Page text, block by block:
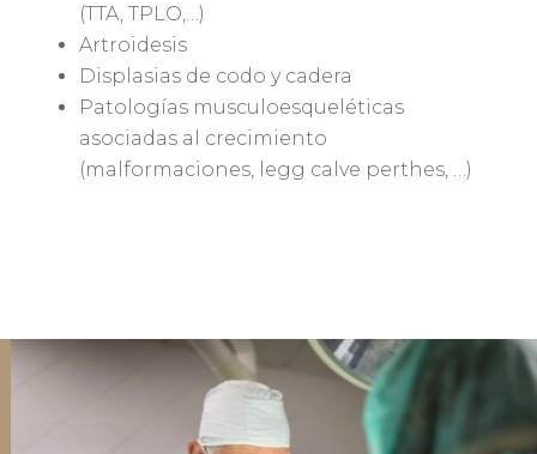
(TTA, TPLO,…)
Artroidesis
Displasias de codo y cadera
Patologías musculoesqueléticas
asociadas al crecimiento
(malformaciones, legg calve perthes, …)